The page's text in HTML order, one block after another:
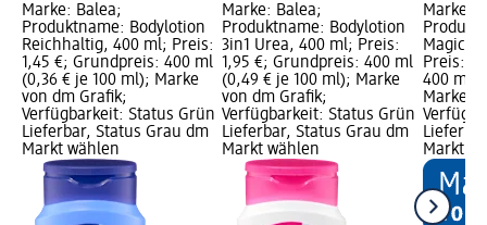
Marke: Balea;
Produktname: Bodylotion
Reichhaltig, 400 ml; Preis:
1,45 €; Grundpreis: 400 ml
(0,36 € je 100 ml); Marke
von dm Grafik;
Verfügbarkeit: Status Grün
Lieferbar, Status Grau dm
Markt wählen
Marke: Balea;
Produktname: Bodylotion
3in1 Urea, 400 ml; Preis:
1,95 €; Grundpreis: 400 ml
(0,49 € je 100 ml); Marke
von dm Grafik;
Verfügbarkeit: Status Grün
Lieferbar, Status Grau dm
Markt wählen
Marke:
Magic
Preis:
400 ml
Marke
Markt